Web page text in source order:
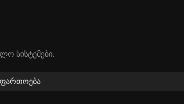
სისტემები.
გენერირებულ პლანეტებზე.